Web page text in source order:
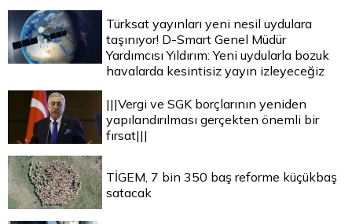
Türksat yayınları yeni nesil uydulara
taşınıyor! D-Smart Genel Müdür
Yardımcısı Yıldırım: Yeni uydularla bozuk
havalarda kesintisiz yayın izleyeceğiz
|||Vergi ve SGK borçlarının yeniden
yapılandırılması gerçekten önemli bir
fırsat|||
TİGEM, 7 bin 350 baş reforme küçükbaş
satacak